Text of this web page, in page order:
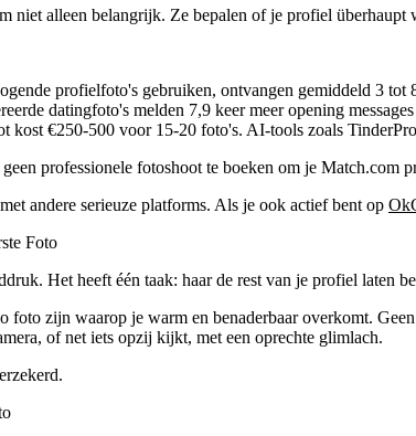
niet alleen belangrijk. Ze bepalen of je profiel überhaupt
profielfoto's gebruiken, ontvangen gemiddeld 3
datingfoto's melden 7,9 keer meer opening
kost €250-500 voor 15-20 foto's. AI-tools zoals
professionele fotoshoot te boeken om je Match.com
andere serieuze platforms. Als je ook actief bent op
Foto
Het heeft één taak: haar de rest van je profiel laten
foto zijn waarop je warm en benaderbaar overkomt.
of net iets opzij kijkt, met een oprechte glimlach.